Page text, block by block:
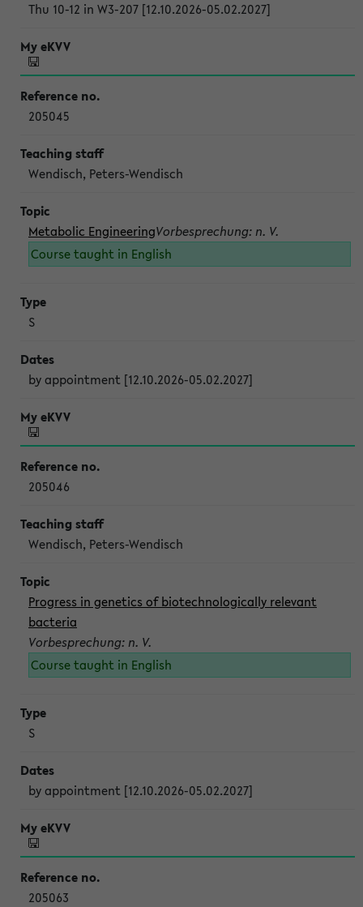
Thu 10-12 in W3-207 [12.10.2026-05.02.2027]
205045
Wendisch, Peters-Wendisch
Metabolic EngineeringVorbesprechung: n. V.
Course taught in English
S
by appointment [12.10.2026-05.02.2027]
205046
Wendisch, Peters-Wendisch
Progress in genetics of biotechnologically relevant
bacteria
Vorbesprechung: n. V.
Course taught in English
S
by appointment [12.10.2026-05.02.2027]
205063